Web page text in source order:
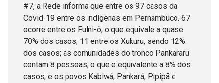
#7, a Rede informa que entre os 97 casos da
Covid-19 entre os indígenas em Pernambuco, 67
ocorre entre os Fulni-ô, o que equivale a quase
70% dos casos; 11 entre os Xukuru, sendo 12%
dos casos; as comunidades do tronco Pankararu
contam 8 pessoas, o que é equivalente a 8% dos
casos; e os povos Kabiwá, Pankará, Pipipã e